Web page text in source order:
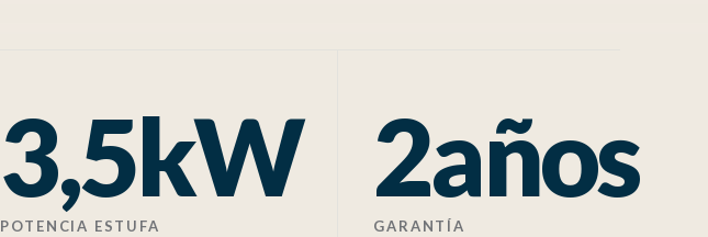
3,5kW
POTENCIA ESTUFA
2años
GARANTÍA